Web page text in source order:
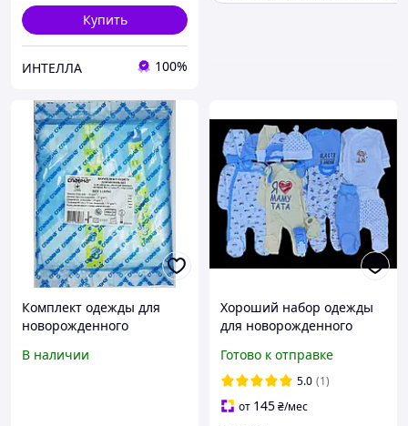
Купить
ИНТЕЛЛА 100%
Комплект одежды для
новорожденного
стерильный № 2 Славна/
В наличии
Хороший набор одежды
для новорожденного
одежда для младенцев,
зима, рост 56 см
Готово к отправке
5.0 (1)
от 145₴/мес